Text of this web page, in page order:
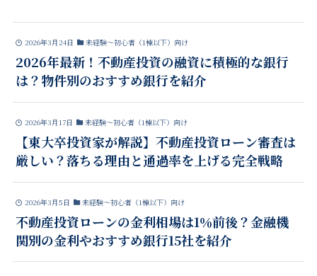
2026年3月24日 未経験～初心者（1棟以下）向け
2026年最新！不動産投資の融資に積極的な銀行
は？物件別のおすすめ銀行を紹介
2026年3月17日 未経験～初心者（1棟以下）向け
【東大卒投資家が解説】不動産投資ローン審査は
厳しい？落ちる理由と通過率を上げる完全戦略
2026年3月5日 未経験～初心者（1棟以下）向け
不動産投資ローンの金利相場は1％前後？金融機
関別の金利やおすすめ銀行15社を紹介